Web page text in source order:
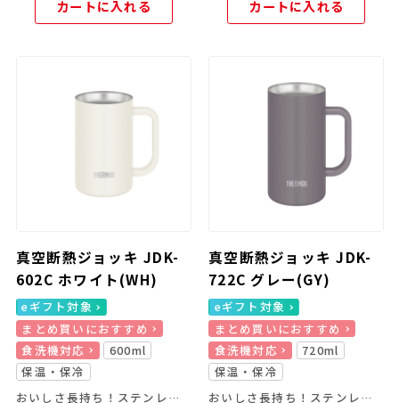
カートに入れる カートに入れる
真空断熱ジョッキ JDK-
602C ホワイト(WH)
eギフト対象
まとめ買いにおすすめ
食洗機対応
600ml
保温・保冷
おいしさ長持ち！ステンレス製魔法びん構造のジョッキ！
真空断熱ジョッキ JDK-
722C グレー(GY)
eギフト対象
まとめ買いにおすすめ
食洗機対応
720ml
保温・保冷
おいしさ長持ち！ステンレス製魔法びん構造のジョッキ！